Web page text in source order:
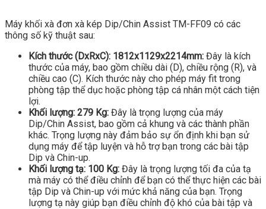
Máy khối xà đơn xà kép Dip/Chin Assist TM-FF09 có các
thông số kỹ thuật sau:
Kích thước (DxRxC): 1812x1129x2214mm: Đây là kích
thước của máy, bao gồm chiều dài (D), chiều rộng (R), và
chiều cao (C). Kích thước này cho phép máy fit trong
phòng tập thể dục hoặc phòng tập cá nhân một cách tiện
lợi.
Khối lượng: 279 Kg: Đây là trọng lượng của máy
Dip/Chin Assist, bao gồm cả khung và các thành phần
khác. Trọng lượng này đảm bảo sự ổn định khi bạn sử
dụng máy để tập luyện và hỗ trợ bạn trong các bài tập
Dip và Chin-up.
Khối lượng tạ: 100 Kg: Đây là trọng lượng tối đa của tạ
mà máy có thể điều chỉnh để bạn có thể thực hiện các bài
tập Dip và Chin-up với mức khả năng của bạn. Trọng
lượng tạ này giúp bạn điều chỉnh độ khó của bài tập và